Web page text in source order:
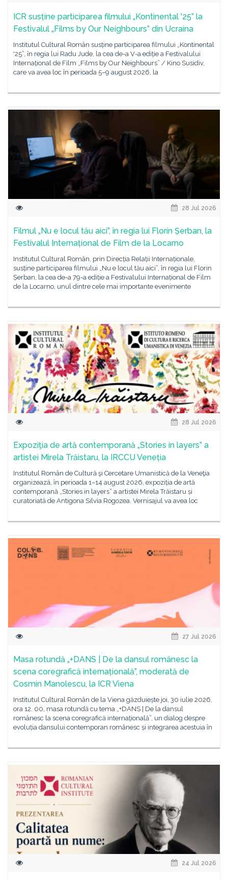
ICR susține participarea filmului „Kontinental '25” la
Festivalul „Films by Our Neighbours” din Ucraina
Institutul Cultural Român susține participarea filmului „Kontinental
'25”, în regia lui Radu Jude, la cea de-a V-a ediție a Festivalului
Internațional de Film „Films by Our Neighbours” / Kino Susidiv,
care va avea loc în perioada 5–9 august 2026, la
28 Jul 2026
Filmul „Nu e locul tău aici”, în regia lui Florin Șerban, la
Festivalul Internațional de Film de la Locarno
Institutul Cultural Român, prin Direcția Relații Internaționale,
susține participarea filmului „Nu e locul tău aici”, în regia lui Florin
Șerban, la cea de-a 79-a ediție a Festivalului Internațional de Film
de la Locarno, unul dintre cele mai importante evenimente
28 Jul 2026
Expoziţia de artă contemporană „Stories in layers” a
artistei Mirela Trăistaru, la IRCCU Veneția
Institutul Român de Cultură şi Cercetare Umanistică de la Veneţia
organizează, în perioada 1–14 august 2026, expoziția de artă
contemporană „Stories in layers” a artistei Mirela Trăistaru și
curatoriată de Antigona Silvia Rogozea. Vernisajul va avea loc
27 Jul 2026
Masa rotundă „+DANS | De la dansul românesc la
scena coregrafică internațională”, moderată de
Cosmin Manolescu, la ICR Viena
Institutul Cultural Român de la Viena găzduiește joi, 30 iulie 2026,
ora 12. 00, masa rotundă cu tema „+DANS | De la dansul
românesc la scena coregrafică internațională”, un dialog despre
evoluția dansului contemporan românesc și integrarea acestuia în
24 Jul 2026